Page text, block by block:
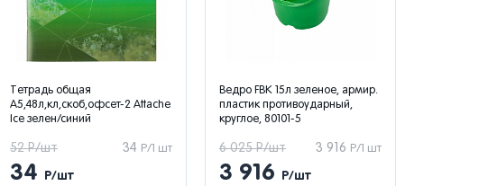
Тетрадь общая
А5,48л,кл,скоб,офсет-2 Attache
Ice зелен/синий
34 Р/1 шт
52 Р/шт
34 Р/шт
Ведро FBK 15л зеленое, армир.
пластик противоударный,
круглое, 80101-5
3 916 Р/1 шт
6 025 Р/шт
3 916 Р/шт